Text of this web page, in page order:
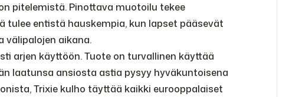
pitelemistä. Pinottava muotoilu tekee
entistä hauskempia, kun lapset pääsevät
välipalojen aikana.
arjen käyttöön. Tuote on turvallinen käyttää
laatunsa ansiosta astia pysyy hyväkuntoisena
Trixie kulho täyttää kaikki eurooppalaiset